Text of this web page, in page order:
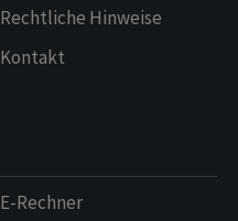
Rechtliche Hinweise
Kontakt
E-Rechner